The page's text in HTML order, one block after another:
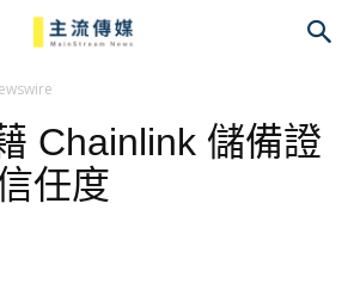
Chainlink 儲備證
任度